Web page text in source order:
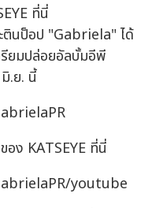
ที่นี่
ง KATSEYE ที่นี่
youtube